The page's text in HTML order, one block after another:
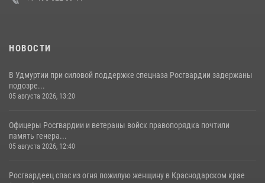
НОВОСТИ
В Удмуртии при силовой поддержке спецназа Росгвардии задержаны
подозре...
05 августа 2026, 13:20
Офицеры Росгвардии и ветераны войск правопорядка почтили
память генера...
05 августа 2026, 12:40
Росгвардеец спас из огня пожилую женщину в Краснодарском крае